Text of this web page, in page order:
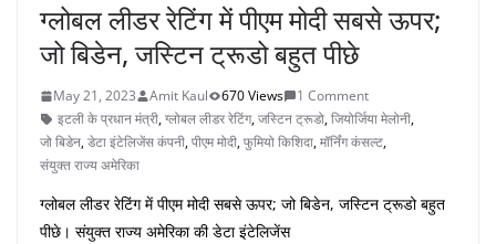
ग्लोबल लीडर रेटिंग में पीएम मोदी सबसे ऊपर;
जो बिडेन, जस्टिन ट्रूडो बहुत पीछे
May 21, 2023 Amit Kaul 670 Views
1 Comment
इटली के प्रधान मंत्री,ग्लोबल लीडर रेटिंग,जस्टिन ट्रूडो,जियोर्जिया मेलोनी,
जो बिडेन,डेटा इंटेलिजेंस कंपनी,पीएम मोदी,फुमियो किशिदा,मॉर्निंग कंसल्ट,
संयुक्त राज्य अमेरिका
ग्लोबल लीडर रेटिंग में पीएम मोदी सबसे ऊपर; जो बिडेन, जस्टिन ट्रूडो बहुत
पीछे। संयुक्त राज्य अमेरिका की डेटा इंटेलिजेंस